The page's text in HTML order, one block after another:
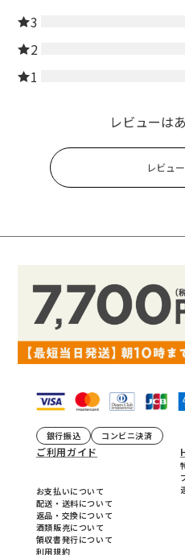
3
2
1
レビューは
レビュ
銀行振込 コンビニ決済
ご利用ガイド
お支払いについて
配送・送料について
返品・交換について
酒類販売について
領収書発行について
利用規約